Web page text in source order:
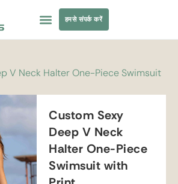
हमसे संपर्क करें
V Neck Halter One-Piece Swimsuit
Custom Sexy
Deep V Neck
Halter One-Piece
Swimsuit with